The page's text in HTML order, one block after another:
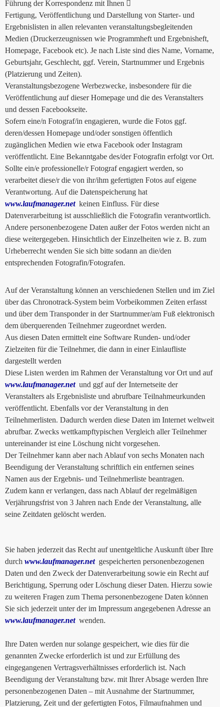
Führung der Korrespondenz mit Ihnen 
Fertigung, Veröffentlichung und Darstellung von Starter- und
Ergebnislisten in allen relevanten veranstaltungsbegleitenden
Medien (Druckerzeugnissen wie Programmheft und Ergebnisheft,
Homepage, Facebook etc). Je nach Liste sind dies Name, Vorname,
Geburtsjahr, Geschlecht, ggf. Verein, Startnummer und Ergebnis
(Platzierung und Zeiten).
Veranstaltungsbezogene Werbezwecke, insbesondere für die
Veröffentlichung auf dieser Homepage und die des Veranstalters
und dessen Facebookseite.
Sofern eine/n Fotograf/in engagieren, wurde die Fotos ggf.
deren/dessen Homepage und/oder sonstigen öffentlich
zugänglichen Medien wie etwa Facebook oder Instagram
veröffentlicht. Eine Bekanntgabe des/der Fotografin erfolgt vor Ort.
Sollte ein/e professionelle/r Fotograf engagiert werden, so
verarbeitet diese/r die von ihr/ihm gefertigten Fotos auf eigene
Verantwortung. Auf die Datenspeicherung hat
www.laufmanager.netkeinen Einfluss. Für diese
Datenverarbeitung ist ausschließlich die Fotografin verantwortlich.
Andere personenbezogene Daten außer der Fotos werden nicht an
diese weitergegeben. Hinsichtlich der Einzelheiten wie z. B. zum
Urheberrecht wenden Sie sich bitte sodann an die/den
entsprechenden Fotografin/Fotografen.
Auf der Veranstaltung können an verschiedenen Stellen und im Ziel
über das Chronotrack-System beim Vorbeikommen Zeiten erfasst
und über dem Transponder in der Startnummer/am Fuß elektronisch
dem überquerenden Teilnehmer zugeordnet werden.
Aus diesen Daten ermittelt eine Software Runden- und/oder
Zielzeiten für die Teilnehmer, die dann in einer Einlaufliste
dargestellt werden
Diese Listen werden im Rahmen der Veranstaltung vor Ort und auf
www.laufmanager.netund ggf auf der Internetseite der
Veranstalters als Ergebnisliste und abrufbare Teilnahmeurkunden
veröffentlicht. Ebenfalls vor der Veranstaltung in den
Teilnehmerlisten. Dadurch werden diese Daten im Internet weltweit
abrufbar. Zwecks wettkampftypischen Vergleich aller Teilnehmer
untereinander ist eine Löschung nicht vorgesehen.
Der Teilnehmer kann aber nach Ablauf von sechs Monaten nach
Beendigung der Veranstaltung schriftlich ein entfernen seines
Namen aus der Ergebnis- und Teilnehmerliste beantragen.
Zudem kann er verlangen, dass nach Ablauf der regelmäßigen
Verjährungsfrist von 3 Jahren nach Ende der Veranstaltung, alle
seine Zeitdaten gelöscht werden.
Sie haben jederzeit das Recht auf unentgeltliche Auskunft über Ihre
durch www.laufmanager.netgespeicherten personenbezogenen
Daten und den Zweck der Datenverarbeitung sowie ein Recht auf
Berichtigung, Sperrung oder Löschung dieser Daten. Hierzu sowie
zu weiteren Fragen zum Thema personenbezogene Daten können
Sie sich jederzeit unter der im Impressum angegebenen Adresse an
www.laufmanager.netwenden.
Ihre Daten werden nur solange gespeichert, wie dies für die
genannten Zwecke erforderlich ist und zur Erfüllung des
eingegangenen Vertragsverhältnisses erforderlich ist. Nach
Beendigung der Veranstaltung bzw. mit Ihrer Absage werden Ihre
personenbezogenen Daten – mit Ausnahme der Startnummer,
Platzierung, Zeit und der gefertigten Fotos, Filmaufnahmen und